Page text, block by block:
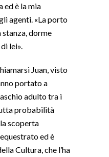
ed è la mia
agenti. «La porto
stanza, dorme
lei».
Juan, visto
portato a
adulto tra i
probabilità
scoperta
ed è
Cultura, che l’ha